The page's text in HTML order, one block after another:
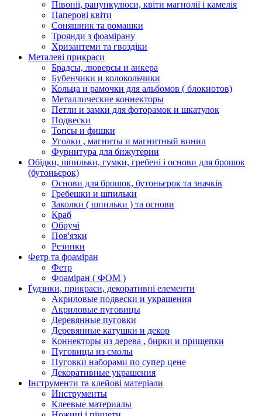
Півонії, ранункулюси, квіти магнолії і камелія
Паперові квіти
Соняшник та ромашки
Троянди з фоамірану
Хризантеми та гвоздіки
Металеві прикраси
Брадсы, люверсы и анкера
Бубенчики и колокольчики
Кольца и рамочки для альбомов ( блокнотов)
Металлические коннекторы
Петли и замки для фоторамок и шкатулок
Подвески
Топсы и фишки
Уголки , магниты и магнитный винил
Фурнитура для бижутерии
Обідки, шпильки, гумки, гребені і основи для брошок
(бутоньєрок)
Основи для брошок, бутоньєрок та значків
Гребешки и шпильки
Заколки ( шпильки ) та основи
Краб
Обручі
Пов'язки
Резинки
Фетр та фоаміран
Фетр
Фоаміран ( ФОМ )
Ґудзики, прикраси, декоративні елементи
Акриловые подвески и украшения
Акриловые пуговицы
Деревянные пуговки
Деревянные катушки и декор
Коннекторы из дерева , бирки и прищепки
Пуговицы из смолы
Пуговки наборами по супер цене
Декоративные украшения
Інструменти та клейові матеріали
Инструменты
Клеевые материалы